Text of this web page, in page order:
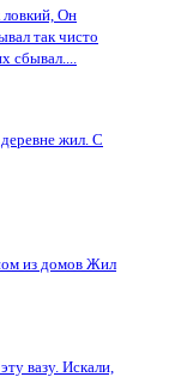
Он
так чисто
сбывал....
жил. С
из домов Жил
вазу. Искали,